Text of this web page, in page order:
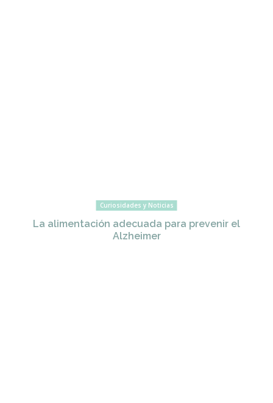
Curiosidades y Noticias
La alimentación adecuada para prevenir el
Alzheimer